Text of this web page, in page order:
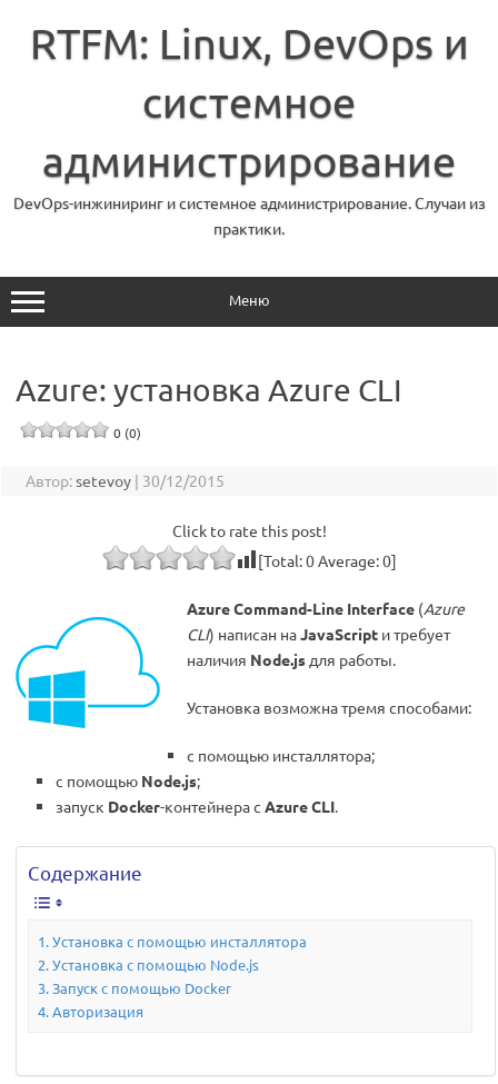
содержимому
RTFM: Linux, DevOps и
системное
администрирование
DevOps-инжиниринг и системное администрирование. Случаи из
практики.
Меню
Azure: установка Azure CLI
0 (0)
Автор:setevoy | 30/12/2015
Click to rate this post!
[Total:0Average:0]
Azure Command-Line Interface (Azure
CLI) написан наJavaScript и требует
наличия Node.js для работы.
Установка возможна тремя способами:
с помощью инсталлятора;
с помощью Node.js;
запуск Docker-контейнера с Azure CLI.
Содержание
Установка с помощью инсталлятора
Установка с помощью Node.js
Запуск с помощью Docker
Авторизация